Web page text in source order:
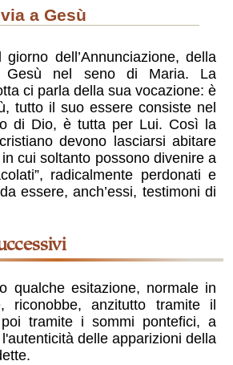
via a Gesù
dell’Annunciazione, della
Gesù nel seno di Maria. La
ci parla della sua vocazione: è
tutto il suo essere consiste nel
di Dio, è tutta per Lui. Così la
devono lasciarsi abitare
cui soltanto possono divenire a
radicalmente perdonati e
essere, anch’essi, testimoni di
qualche esitazione, normale in
riconobbe, anzitutto tramite il
tramite i sommi pontefici, a
delle apparizioni della